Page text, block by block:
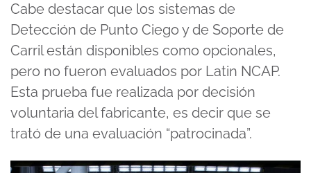
Cabe destacar que los sistemas de
Detección de Punto Ciego y de Soporte de
Carril están disponibles como opcionales,
pero no fueron evaluados por Latin NCAP.
Esta prueba fue realizada por decisión
voluntaria del fabricante, es decir que se
trató de una evaluación “patrocinada”.